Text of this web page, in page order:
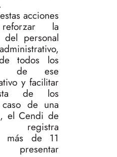
acciones
la
del personal
todos los
de ese
y facilitar
de los
de una
el Cendi de
registra
más de 11